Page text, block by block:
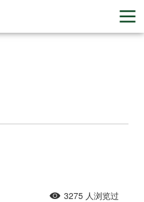
3275 人浏览过